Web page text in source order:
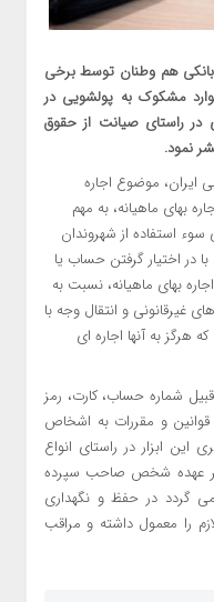
بانکی هم وطنان توسط برخی
مشکوک به پولشویی در
در راستای صیانت از حقوق
نمود.
ایران، موضوع اجاره
بهای ماهیانه، به مهم
سوء استفاده از شهروندان
در اختیار گرفتن حساب یا
بهای ماهیانه، نسبت به
غیرقانونی و انتقال وجه با
به آنها اجاره ای
قبیل شماره حساب، کارت، رمز
و مقررات به اشخاص
این ابزار در راستای انواع
بر عهده شخص صاحب سپرده
گردد در حفظ و نگهداری
را معمول داشته و مراقب